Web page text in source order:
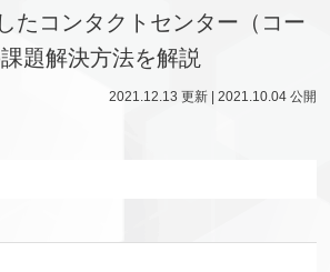
たコンタクトセンター（コー
題解決方法を解説
2021.12.13 更新 | 2021.10.04 公開